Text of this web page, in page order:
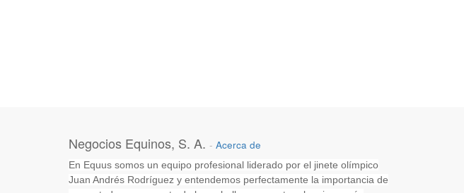
Negocios Equinos, S. A. - Acerca de
En Equus somos un equipo profesional liderado por el jinete olímpico
Juan Andrés Rodríguez y entendemos perfectamente la importancia de